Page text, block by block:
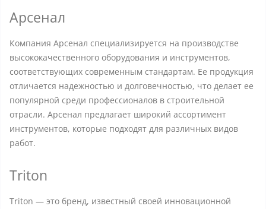
Арсенал
Компания Арсенал специализируется на производстве
высококачественного оборудования и инструментов,
соответствующих современным стандартам. Ее продукция
отличается надежностью и долговечностью, что делает ее
популярной среди профессионалов в строительной
отрасли. Арсенал предлагает широкий ассортимент
инструментов, которые подходят для различных видов
работ.
Triton
Triton — это бренд, известный своей инновационной